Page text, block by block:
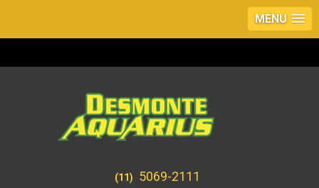
MENU
(11) 5069-2111